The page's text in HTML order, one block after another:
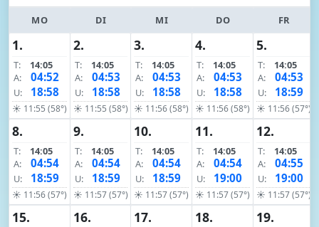
MO DI MI DO FR
1.
T:
14:05
A:
04:52
U: 18:58
☀ 11:55 (58°)
2.
T:
14:05
A:
04:53
U: 18:58
☀ 11:55 (58°)
3.
T:
14:05
A:
04:53
U: 18:58
☀ 11:56 (58°)
4.
T:
14:05
A:
04:53
U: 18:58
☀ 11:56 (58°)
5.
T:
14:05
A:
04:53
U: 18:59
☀ 11:56 (57°)
8.
T:
14:05
A:
04:54
U: 18:59
☀ 11:56 (57°)
9.
T:
14:05
A:
04:54
U: 18:59
☀ 11:57 (57°)
10.
T:
14:05
A:
04:54
U: 18:59
☀ 11:57 (57°)
11.
T:
14:05
A:
04:54
U: 19:00
☀ 11:57 (57°)
12.
T:
14:05
A:
04:55
U: 19:00
☀ 11:57 (57°)
15. 16. 17. 18. 19.